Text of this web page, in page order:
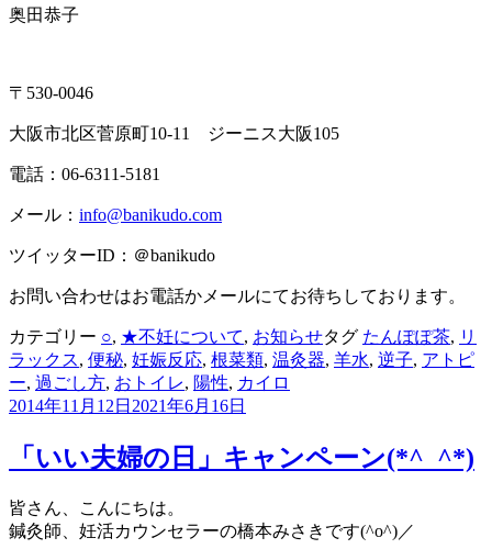
奥田恭子
〒530-0046
大阪市北区菅原町10-11 ジーニス大阪105
電話：06-6311-5181
メール： info@banikudo.com
ツイッターID：＠banikudo
お問い合わせはお電話かメールにてお待ちしております。
カテゴリー ○, ★不妊について, お知らせタグ たんぽぽ茶, リ
ラックス, 便秘, 妊娠反応, 根菜類, 温灸器, 羊水, 逆子, アトピ
ー, 過ごし方, おトイレ, 陽性, カイロ
2014年11月12日 2021年6月16日
「いい夫婦の日」キャンペーン(*^_^*)
皆さん、こんにちは。
鍼灸師、妊活カウンセラーの橋本みさきです(^o^)／